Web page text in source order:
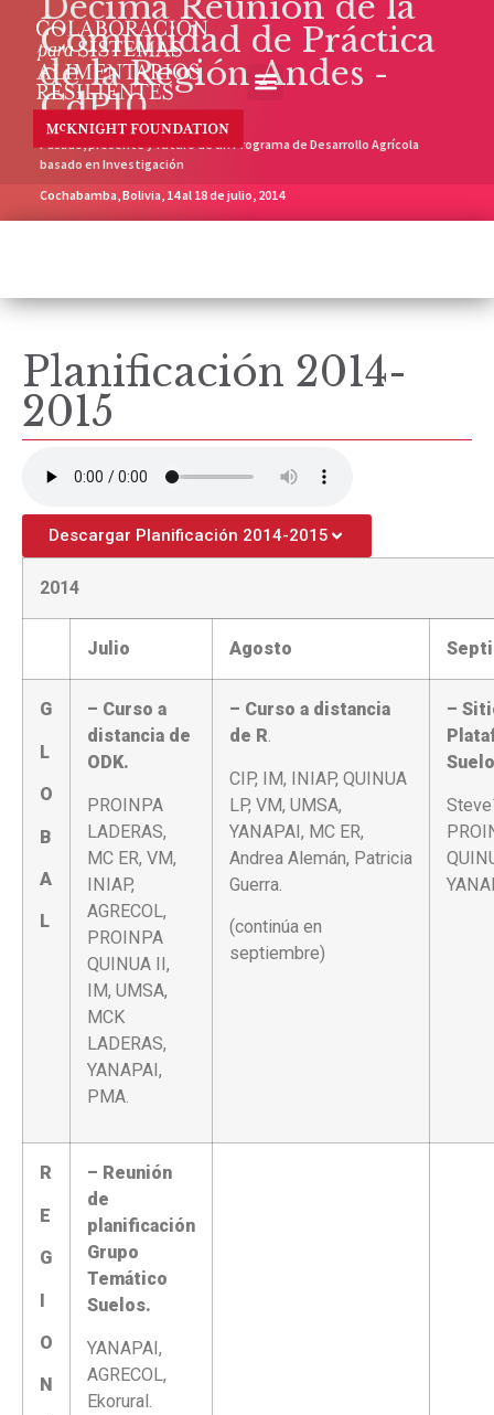
Comunidad de Práctica
de la Región Andes -
CdP10
Pasado, presente y futuro de un Programa de Desarrollo Agrícola
basado en Investigación
Cochabamba, Bolivia, 14 al 18 de julio, 2014
Planificación 2014-
2015
Descargar Planificación 2014-2015
2014
Julio Agosto
G
L
O
B
A
L
– Curso a
distancia de
ODK.
PROINPA
LADERAS,
MC ER, VM,
INIAP,
AGRECOL,
PROINPA
QUINUA II,
IM, UMSA,
MCK
LADERAS,
YANAPAI,
PMA.
– Curso a distancia
de R.
CIP, IM, INIAP, QUINUA
LP, VM, UMSA,
YANAPAI, MC ER,
Andrea Alemán, Patricia
Guerra.
(continúa en
septiembre)
–
R
E
G
I
O
N
– Reunión
de
planificación
Grupo
Temático
Suelos.
YANAPAI,
AGRECOL,
Ekorural.